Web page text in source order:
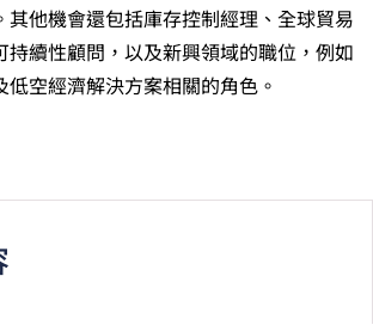
級」。
考試通識教育科成績達第二級或以上，會
公民與社會發展科的科目要求。
其他機會還包括庫存控制經理、全球貿易
持續性顧問，以及新興領域的職位，例如
低空經濟解決方案相關的角色。